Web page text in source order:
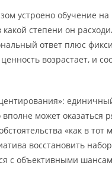
устроено обучение
степени он
ответ плюс
возрастает, и
может оказаться
«как в тот
восстановить
с объективными